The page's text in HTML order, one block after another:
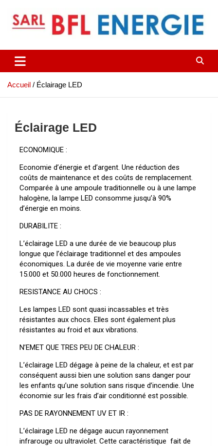
Accueil Éclairage LED
Éclairage LED
ECONOMIQUE :
Economie d’énergie et d’argent. Une réduction des
coûts de maintenance et des coûts de remplacement.
Comparée à une ampoule traditionnelle ou à une lampe
halogène, la lampe LED consomme jusqu’à 90%
d’énergie en moins.
DURABILITE :
L’éclairage LED a une durée de vie beaucoup plus
longue que l’éclairage traditionnel et des ampoules
économiques. La durée de vie moyenne varie entre
15.000 et 50.000 heures de fonctionnement.
RESISTANCE AU CHOCS :
Les lampes LED sont quasi incassables et très
résistantes aux chocs. Elles sont également plus
résistantes au froid et aux vibrations.
N’EMET QUE TRES PEU DE CHALEUR :
L’éclairage LED dégage à peine de la chaleur, et est par
conséquent aussi bien une solution sans danger pour
les enfants qu’une solution sans risque d’incendie. Une
économie sur les frais d’air conditionné est possible.
PAS DE RAYONNEMENT UV ET IR :
L’éclairage LED ne dégage aucun rayonnement
infrarouge ou ultraviolet. Cette caractéristique fait de